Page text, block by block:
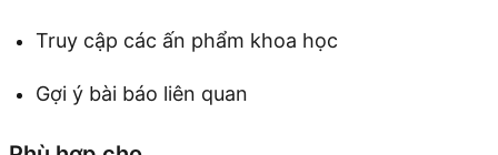
Truy cập các ấn phẩm khoa học
Gợi ý bài báo liên quan